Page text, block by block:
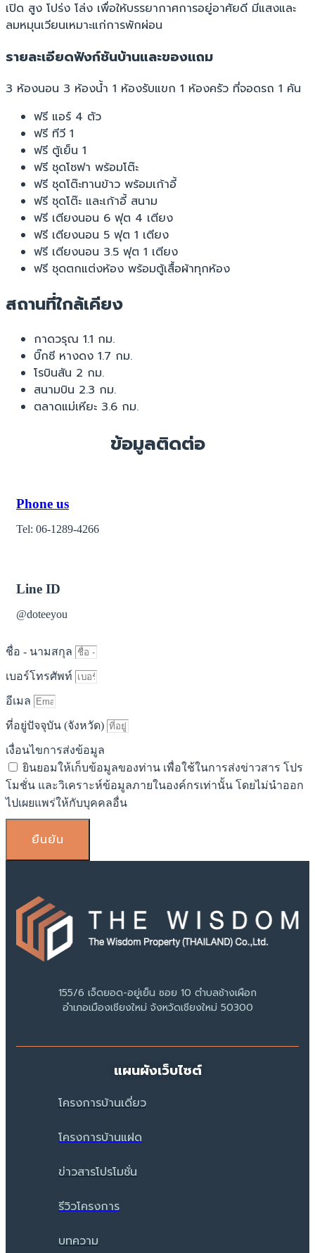
เปิด สูง โปร่ง โล่ง เพื่อให้บรรยากาศการอยู่อาศัยดี มีแสงและ
ลมหมุนเวียนเหมาะแก่การพักผ่อน
รายละเอียดฟังก์ชันบ้านและของแถม
3 ห้องนอน 3 ห้องน้ำ 1 ห้องรับแขก 1 ห้องครัว ที่จอดรถ 1 คัน
ฟรี แอร์ 4 ตัว
ฟรี ทีวี 1
ฟรี ตู้เย็น 1
ฟรี ชุดโซฟา พร้อมโต๊ะ
ฟรี ชุดโต๊ะทานข้าว พร้อมเก้าอี้
ฟรี ชุดโต๊ะ และเก้าอี้ สนาม
ฟรี เตียงนอน 6 ฟุต 4 เตียง
ฟรี เตียงนอน 5 ฟุต 1 เตียง
ฟรี เตียงนอน 3.5 ฟุต 1 เตียง
ฟรี ชุดตกแต่งห้อง พร้อมตู้เสื้อผ้าทุกห้อง
สถานที่ใกล้เคียง
กาดวรุณ 1.1 กม.
บิ๊กซี หางดง 1.7 กม.
โรบินสัน 2 กม.
สนามบิน 2.3 กม.
ตลาดแม่เหียะ 3.6 กม.
ข้อมูลติดต่อ
Phone us
Tel: 06-1289-4266
Line ID
@doteeyou
ชื่อ - นามสกุล
เบอร์โทรศัพท์
อีเมล
ที่อยู่ปัจจุบัน (จังหวัด)
เงื่อนไขการส่งข้อมูล
ยินยอมให้เก็บข้อมูลของท่าน เพื่อใช้ในการส่งข่าวสาร โปร
โมชั่น และวิเคราะห์ข้อมูลภายในองค์กรเท่านั้น โดยไม่นำออก
ไปเผยแพร่ให้กับบุคคลอื่น
ยืนยัน
155/6 เจ็ดยอด-อยู่เย็น ซอย 10 ตำบลช้างเผือก
อำเภอเมืองเชียงใหม่ จังหวัดเชียงใหม่ 50300
แผนผังเว็บไซต์
โครงการบ้านเดี่ยว
โครงการบ้านแฝด
ข่าวสารโปรโมชั่น
รีวิวโครงการ
บทความ